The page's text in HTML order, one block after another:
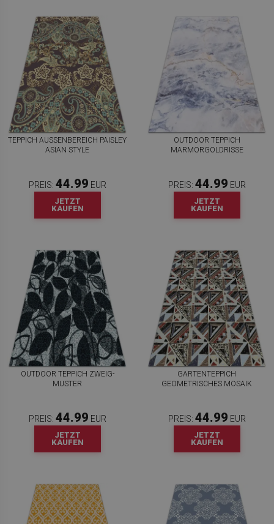
TEPPICH AUSSENBEREICH PAISLEY A
SIAN STYLE
PREIS: 44.99 EUR
JETZT
KAUFEN
OUTDOOR TEPPICH
MARMORGOLDRISSE
PREIS: 44.99 EUR
JETZT
KAUFEN
OUTDOOR TEPPICH ZWEIG-
MUSTER
PREIS: 44.99 EUR
JETZT
KAUFEN
GARTENTEPPICH
GEOMETRISCHES MOSAIK
PREIS: 44.99 EUR
JETZT
KAUFEN